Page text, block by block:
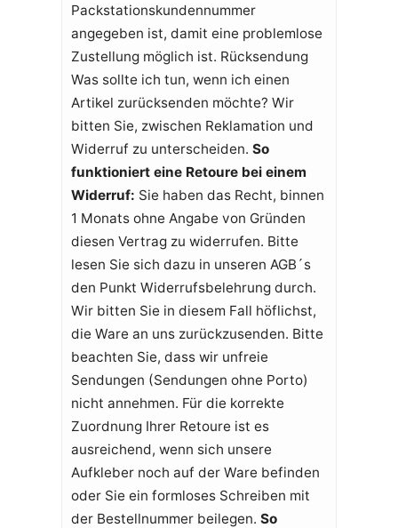
Packstationskundennummer
angegeben ist, damit eine problemlose
Zustellung möglich ist. Rücksendung
Was sollte ich tun, wenn ich einen
Artikel zurücksenden möchte? Wir
bitten Sie, zwischen Reklamation und
Widerruf zu unterscheiden. So
funktioniert eine Retoure bei einem
Widerruf: Sie haben das Recht, binnen
1 Monats ohne Angabe von Gründen
diesen Vertrag zu widerrufen. Bitte
lesen Sie sich dazu in unseren AGB´s
den Punkt Widerrufsbelehrung durch.
Wir bitten Sie in diesem Fall höflichst,
die Ware an uns zurückzusenden. Bitte
beachten Sie, dass wir unfreie
Sendungen (Sendungen ohne Porto)
nicht annehmen. Für die korrekte
Zuordnung Ihrer Retoure ist es
ausreichend, wenn sich unsere
Aufkleber noch auf der Ware befinden
oder Sie ein formloses Schreiben mit
der Bestellnummer beilegen. So